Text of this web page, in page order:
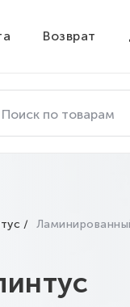
Возврат